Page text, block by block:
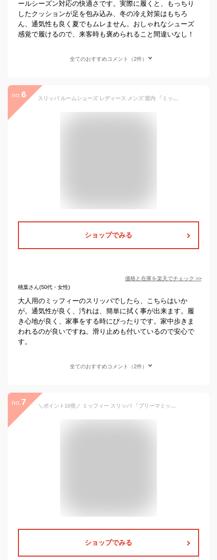
ールシーズン対応の快適さです。実際に履くと、もっちり
したクッションが足を包み込み、冬の冷え対策はもちろ
ん、通気性も良く夏でもムレません。おしゃれなシューズ
感覚で履けるので、来客時も褒められること間違いなし！
全てのおすすめコメント（2件）
no. 6 スリッパ ルームシューズ レディース メンズ 室内 「ミッフィー レザー コンフォート スリッパ」 拭ける おしゃれ 可愛い M L サイズ 室内履き かわいい シンプル 来客用 1足販売 愛和総業
ショップでみる
価格と在庫を楽天でチェック >>
桃葉さん(50代・女性)
大人用のミッフィーのスリッパでしたら、こちらはいか
が。通気性が良く、汚れは、簡単に拭く事が出来ます。履
き心地が良く、家事をする時にぴったりです。家中歩きま
われるのが良いですね。滑り止めも付いているので安心で
す。
全てのおすすめコメント（2件）
no. 7 ＼ポイント10倍／ ミッフィー スリッパ 「プリーマミッフィー」単品販売[ miffy ディック・ブルーナ トイレグッズ 大人 可愛い トイレスリッパ キャラクター ミッフィーグッズ キャラ おしゃれ 洗える センコー senko ]24AW グレー ピンク
ショップでみる